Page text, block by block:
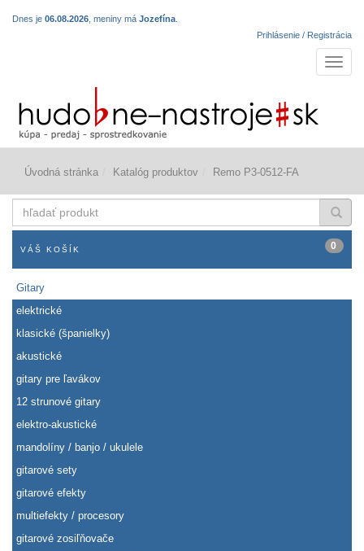
Dnes je 06.08.2026 , meniny má Jozefína
Prihlásenie / Registrácia
Úvodná stránka Katalóg produktov Remo P3-0512-FA
produkt
VÁŠ KOŠÍK 0
Gitary
elektrické
klasické (španielky)
akustické
gitary pre ľavákov
12 strunové gitary
elektro-akustické
mandolíny / banjo / ukulele
gitarové sety
gitarové efekty
multiefekty / procesory
gitarové zosiľňovače